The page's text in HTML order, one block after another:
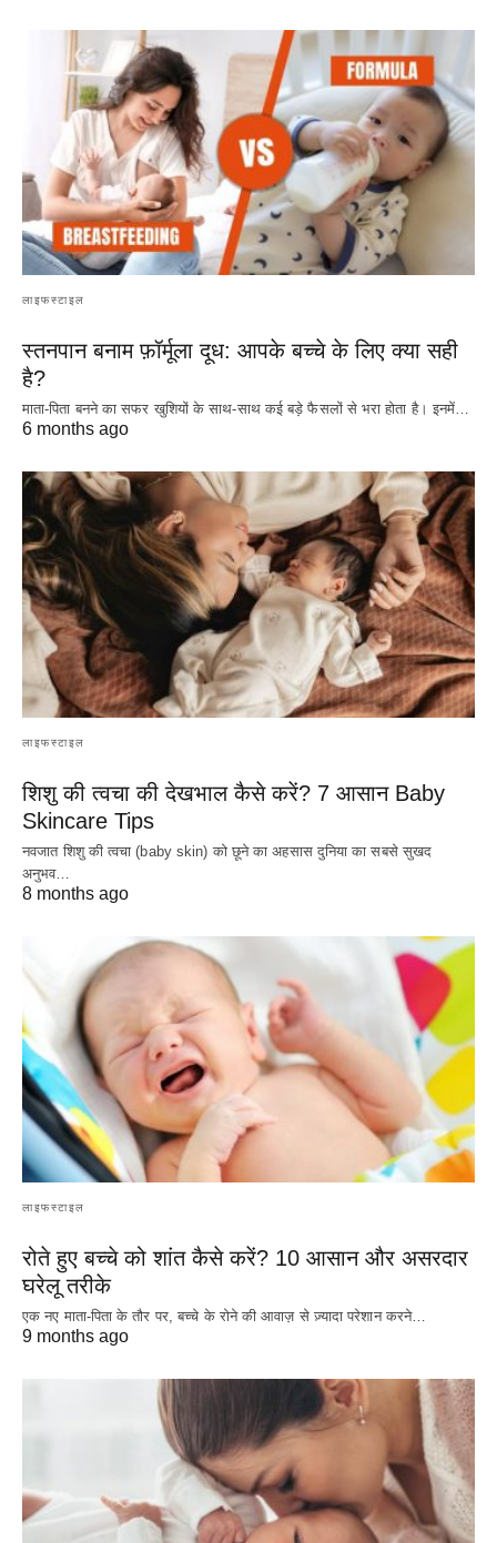
लाइफस्टाइल
स्तनपान बनाम फ़ॉर्मूला दूध: आपके बच्चे के लिए क्या सही
है?
माता-पिता बनने का सफर खुशियों के साथ-साथ कई बड़े फैसलों से भरा होता है। इनमें…
6 months ago
लाइफस्टाइल
शिशु की त्वचा की देखभाल कैसे करें? 7 आसान Baby
Skincare Tips
नवजात शिशु की त्वचा (baby skin) को छूने का अहसास दुनिया का सबसे सुखद
अनुभव…
8 months ago
लाइफस्टाइल
रोते हुए बच्चे को शांत कैसे करें? 10 आसान और असरदार
घरेलू तरीके
एक नए माता-पिता के तौर पर, बच्चे के रोने की आवाज़ से ज़्यादा परेशान करने…
9 months ago